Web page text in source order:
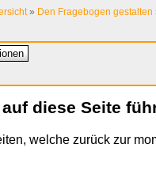
» Den Fragebogen gestalten
diese Seite
welche zurück zur